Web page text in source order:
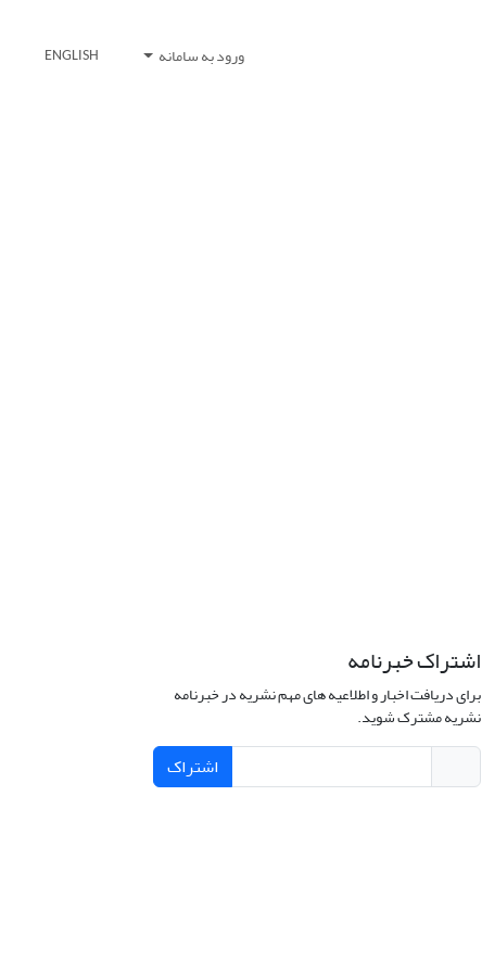
ورود به سامانه ENGLISH
اشتراک خبرنامه
برای دریافت اخبار و اطلاعیه های مهم نشریه در خبرنامه
نشریه مشترک شوید.
اشتراک